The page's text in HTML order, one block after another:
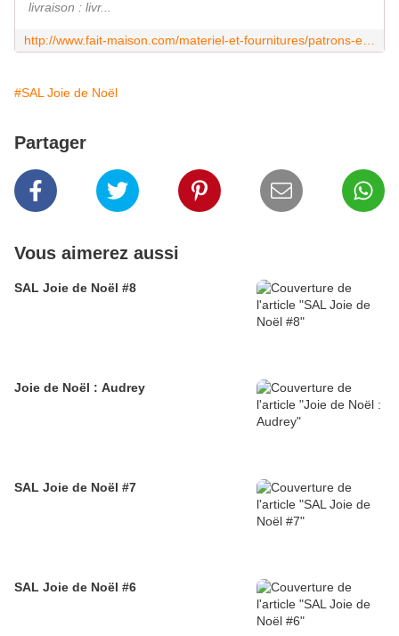
livraison : livr...
#SAL Joie de Noël
Partager
Vous aimerez aussi
SAL Joie de Noël #8
Joie de Noël : Audrey
SAL Joie de Noël #7
SAL Joie de Noël #6